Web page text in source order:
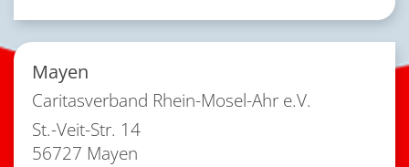
Mayen
Caritasverband Rhein-Mosel-Ahr e.V.
St.-Veit-Str. 14
56727 Mayen